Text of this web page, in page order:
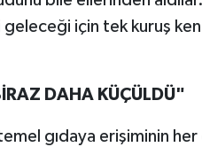
için tek kuruş
DAHA KÜÇÜLDÜ"
gıdaya erişiminin her